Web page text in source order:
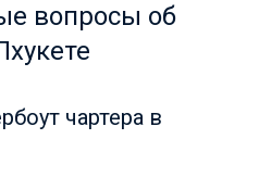
вопросы об
чартера в